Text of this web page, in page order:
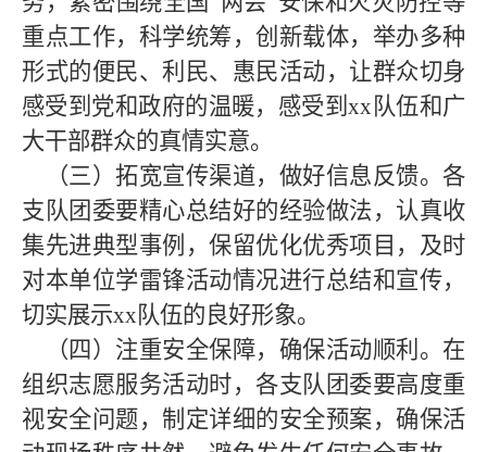
重点工作，科学统筹，创新载体，举办多种
形式的便民、利民、惠民活动，让群众切身
感受到党和政府的温暖，感受到xx队伍和广
大干部群众的真情实意。
（三）拓宽宣传渠道，做好信息反馈。各
支队团委要精心总结好的经验做法，认真收
集先进典型事例，保留优化优秀项目，及时
对本单位学雷锋活动情况进行总结和宣传，
切实展示xx队伍的良好形象。
（四）注重安全保障，确保活动顺利。在
组织志愿服务活动时，各支队团委要高度重
视安全问题，制定详细的安全预案，确保活